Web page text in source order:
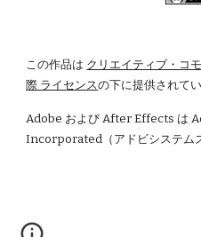
この作品は クリエイティブ・コ
際 ライセンスの下に提供されてい
Adobe および After Effects は
Incorporated（アドビシステム